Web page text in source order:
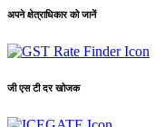
अपने क्षेत्राधिकार को जानें
जी एस टी दर खोजक